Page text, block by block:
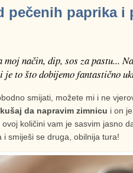
pečenih paprika i
moj način, dip, sos za pastu...
je to što dobijemo fantastično
smijati, možete mi i ne
da napravim zimnicu i on
količini vam je sasvim jasno
i smiješi se druga, obilnija tura!